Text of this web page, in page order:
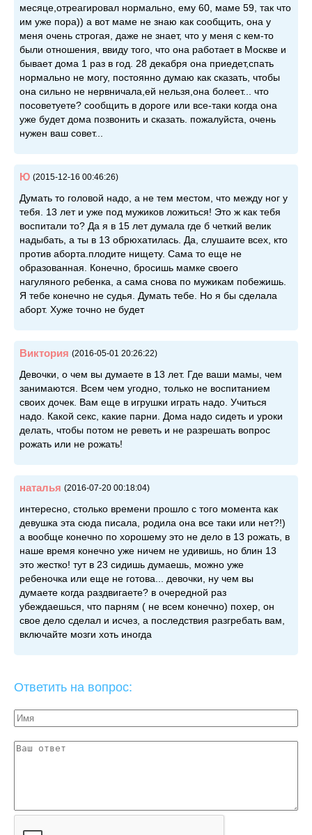
месяце,отреагировал нормально, ему 60, маме 59, так что
им уже пора)) а вот маме не знаю как сообщить, она у
меня очень строгая, даже не знает, что у меня с кем-то
были отношения, ввиду того, что она работает в Москве и
бывает дома 1 раз в год. 28 декабря она приедет,спать
нормально не могу, постоянно думаю как сказать, чтобы
она сильно не нервничала,ей нельзя,она болеет... что
посоветуете? сообщить в дороге или все-таки когда она
уже будет дома позвонить и сказать. пожалуйста, очень
нужен ваш совет...
Ю (2015-12-16 00:46:26)
Думать то головой надо, а не тем местом, что между ног у
тебя. 13 лет и уже под мужиков ложиться! Это ж как тебя
воспитали то? Да я в 15 лет думала где б четкий велик
надыбать, а ты в 13 обрюхатилась. Да, слушаите всех, кто
против аборта.плодите нищету. Сама то еще не
образованная. Конечно, бросишь мамке своего
нагуляного ребенка, а сама снова по мужикам побежишь.
Я тебе конечно не судья. Думать тебе. Но я бы сделала
аборт. Хуже точно не будет
Виктория (2016-05-01 20:26:22)
Девочки, о чем вы думаете в 13 лет. Где ваши мамы, чем
занимаются. Всем чем угодно, только не воспитанием
своих дочек. Вам еще в игрушки играть надо. Учиться
надо. Какой секс, какие парни. Дома надо сидеть и уроки
делать, чтобы потом не реветь и не разрешать вопрос
рожать или не рожать!
наталья (2016-07-20 00:18:04)
интересно, столько времени прошло с того момента как
девушка эта сюда писала, родила она все таки или нет?!)
а вообще конечно по хорошему это не дело в 13 рожать, в
наше время конечно уже ничем не удивишь, но блин 13
это жестко! тут в 23 сидишь думаешь, можно уже
ребеночка или еще не готова... девочки, ну чем вы
думаете когда раздвигаете? в очередной раз
убеждаешься, что парням ( не всем конечно) похер, он
свое дело сделал и исчез, а последствия разгребать вам,
включайте мозги хоть иногда
Ответить на вопрос: